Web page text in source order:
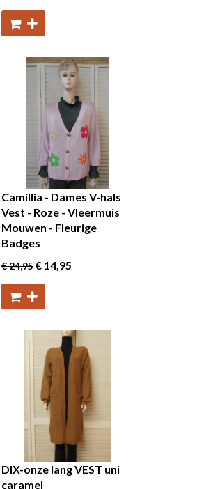
Camillia - Dames V-hals
Vest - Roze - Vleermuis
Mouwen - Fleurige
Badges
€ 24,95€ 14,95
DIX-onze lang VEST uni
caramel